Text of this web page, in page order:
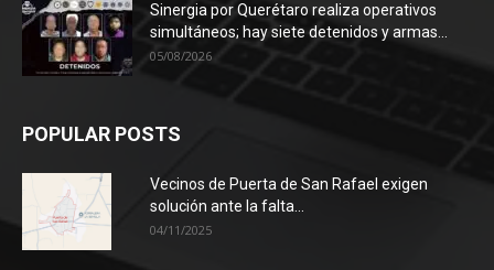
Sinergia por Querétaro realiza operativos
simultáneos; hay siete detenidos y armas...
05/08/2026
POPULAR POSTS
Vecinos de Puerta de San Rafael exigen
solución ante la falta...
04/11/2025